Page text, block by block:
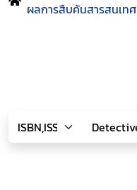
ผลการสืบค้นสารสนเทศ